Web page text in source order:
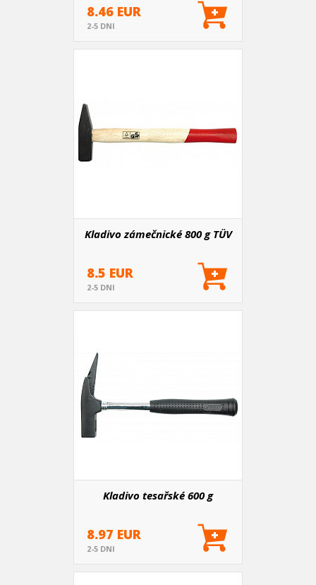
8.46 EUR
2-5 DNI
Kladivo zámečnické 800 g TÜV
8.5 EUR
2-5 DNI
Kladivo tesařské 600 g
8.97 EUR
2-5 DNI